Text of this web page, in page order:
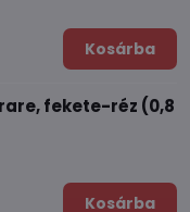
Kosárba
fekete-réz (0,8
Kosárba